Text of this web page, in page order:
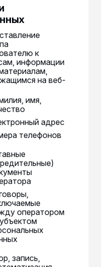
к
информации
на веб-
имя,
адрес
телефонов
оператором
запись,